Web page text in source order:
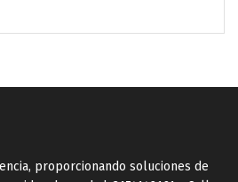
proporcionando soluciones de